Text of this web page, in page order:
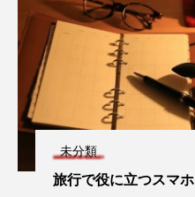
未分類
旅行で役に立つスマホ